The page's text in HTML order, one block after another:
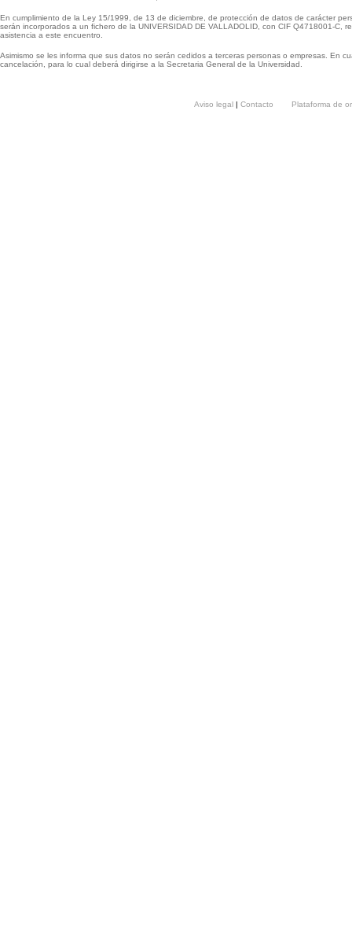
En cumplimiento de la Ley 15/1999, de 13 de diciembre, de protección de datos de carácter
serán incorporados a un fichero de la UNIVERSIDAD DE VALLADOLID, con CIF Q4718001-
asistencia a este encuentro.
Asimismo se les informa que sus datos no serán cedidos a terceras personas o empresas. En
cancelación, para lo cual deberá dirigirse a la Secretaria General de la Universidad.
Aviso legal | Contacto Plataforma de